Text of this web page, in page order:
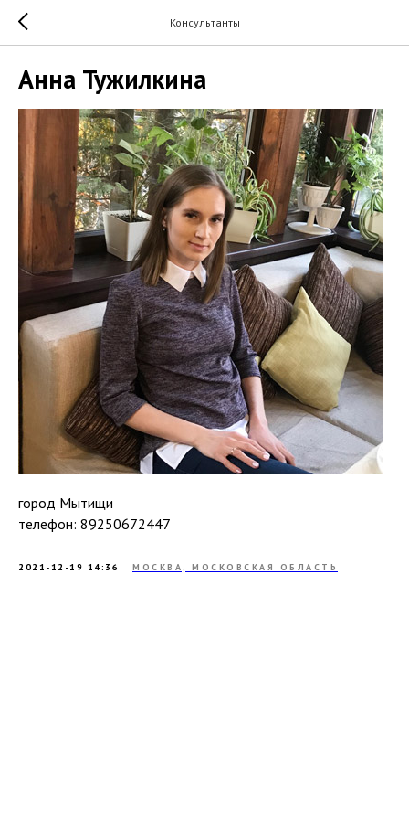
Консультанты
Анна Тужилкина
город Мытищи
телефон: 89250672447
2021-12-19 14:36 МОСКВА, МОСКОВСКАЯ ОБЛАСТЬ